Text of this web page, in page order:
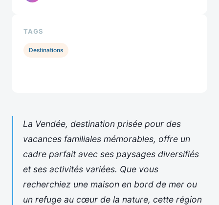
La Vendée, destination prisée pour des
vacances familiales mémorables, offre un
cadre parfait avec ses paysages diversifiés
et ses activités variées. Que vous
recherchiez une maison en bord de mer ou
un refuge au cœur de la nature, cette région
TAGS
Destinations